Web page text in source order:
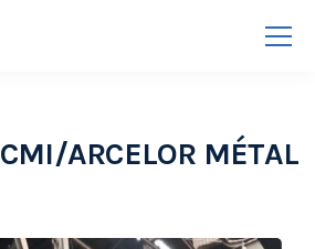
CMI/ARCELOR MÉTAL